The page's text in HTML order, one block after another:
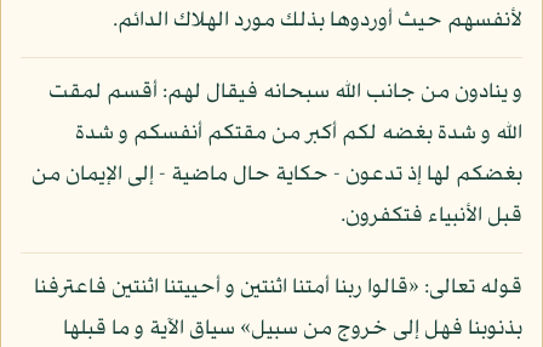
لأنفسهم حيث أوردوها بذلك مورد الهلاك الدائم.
و ينادون من جانب الله سبحانه فيقال لهم: أقسم لمقت
الله و شدة بغضه لكم أكبر من مقتكم أنفسكم و شدة
بغضكم لها إذ تدعون - حكاية حال ماضية - إلى الإيمان من
قبل الأنبياء فتكفرون.
قوله تعالى: «قالوا ربنا أمتنا اثنتين و أحييتنا اثنتين فاعترفنا
بذنوبنا فهل إلى خروج من سبيل» سياق الآية و ما قبلها